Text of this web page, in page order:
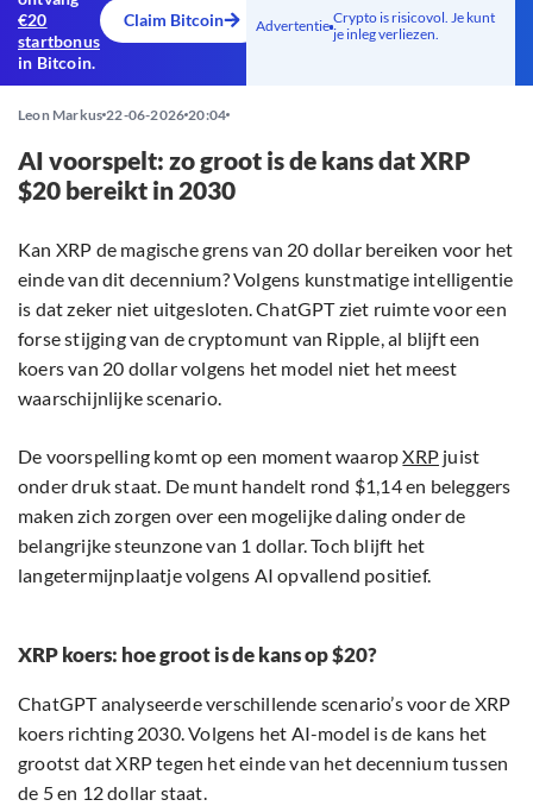
€20
startbonus
in Bitcoin.
Claim Bitcoin Advertentie Crypto is risicovol. Je kunt
je inleg verliezen.
Leon Markus 22-06-2026 20:04
AI voorspelt: zo groot is de kans dat XRP
$20 bereikt in 2030
Kan XRP de magische grens van 20 dollar bereiken voor het
einde van dit decennium? Volgens kunstmatige intelligentie
is dat zeker niet uitgesloten. ChatGPT ziet ruimte voor een
forse stijging van de cryptomunt van Ripple, al blijft een
koers van 20 dollar volgens het model niet het meest
waarschijnlijke scenario.
De voorspelling komt op een moment waaropXRP juist
onder druk staat. De munt handelt rond $1,14 en beleggers
maken zich zorgen over een mogelijke daling onder de
belangrijke steunzone van 1 dollar. Toch blijft het
langetermijnplaatje volgens AI opvallend positief.
XRP koers: hoe groot is de kans op $20?
ChatGPT analyseerde verschillende scenario’s voor de XRP
koers richting 2030. Volgens het AI-model is de kans het
grootst dat XRP tegen het einde van het decennium tussen
de 5 en 12 dollar staat.